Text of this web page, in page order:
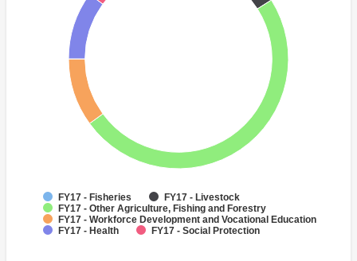
FY17 - Fisheries
FY17 - Livestock
FY17 - Other Agriculture, Fishing and Forestry
FY17 - Workforce Development and Vocational Education
FY17 - Health
FY17 - Social Protection